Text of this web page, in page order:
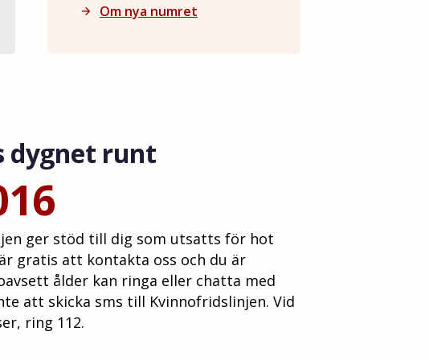
arrow_forward Om nya numret
dygnet runt
ger stöd till dig som utsatts för hot
gratis att kontakta oss och du är
ålder kan ringa eller chatta med
att skicka sms till Kvinnofridslinjen. Vid
ring 112.